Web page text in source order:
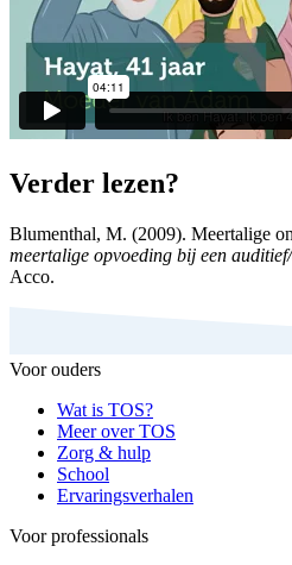
Verder lezen?
Blumenthal, M. (2009). Meertalige
meertalige opvoeding bij een
Acco.
Voor ouders
Wat is TOS?
Meer over TOS
Zorg & hulp
School
Ervaringsverhalen
Voor professionals